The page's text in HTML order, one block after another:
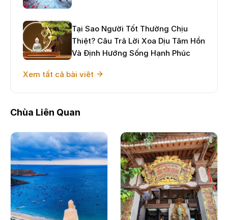
Tại Sao Người Tốt Thường Chịu
Thiệt? Câu Trả Lời Xoa Dịu Tâm Hồn
Và Định Hướng Sống Hạnh Phúc
Xem tất cả bài viêt
Chùa Liên Quan